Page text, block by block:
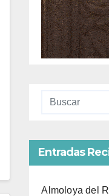
Entradas
Almoloya del